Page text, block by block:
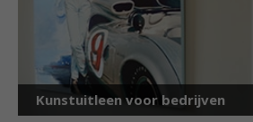
Kunstuitleen voor bedrijven